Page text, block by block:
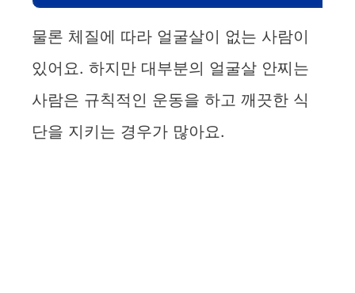
물론 체질에 따라 얼굴살이 없는 사람이
있어요. 하지만 대부분의 얼굴살 안찌는
사람은 규칙적인 운동을 하고 깨끗한 식
단을 지키는 경우가 많아요.